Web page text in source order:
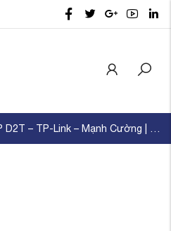
WORKSHOP D2T – TP-Link – Mạnh Cường | KẾT NỐI ...